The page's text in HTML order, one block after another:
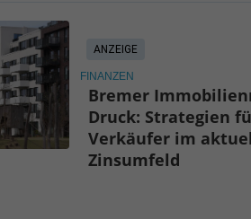
ANZEIGE
FINANZEN
Bremer
Druck: Strategien
Verkäufer im
Zinsumfeld